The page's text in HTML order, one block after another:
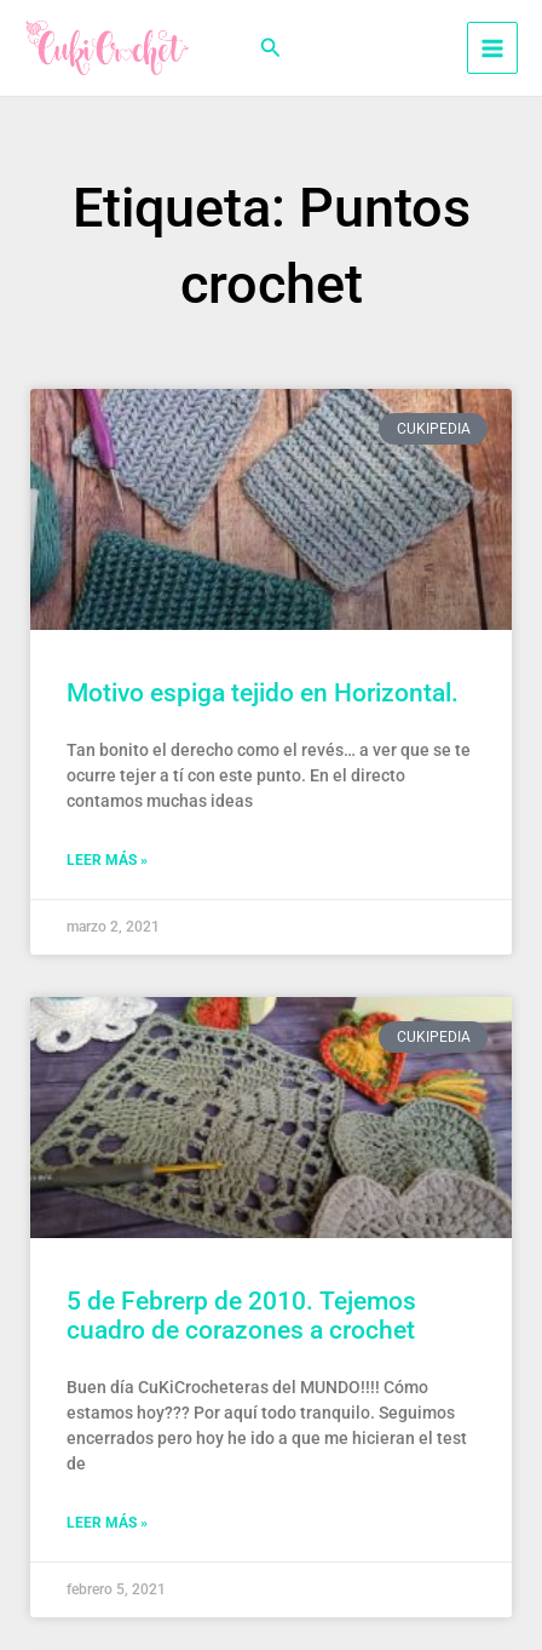
contenido
Buscar
Etiqueta: Puntos
crochet
CUKIPEDIA
Motivo espiga tejido en Horizontal.
Tan bonito el derecho como el revés… a ver que se te
ocurre tejer a tí con este punto. En el directo
contamos muchas ideas
LEER MÁS »
marzo 2, 2021
CUKIPEDIA
5 de Febrerp de 2010. Tejemos
cuadro de corazones a crochet
Buen día CuKiCrocheteras del MUNDO!!!! Cómo
estamos hoy??? Por aquí todo tranquilo. Seguimos
encerrados pero hoy he ido a que me hicieran el test
de
LEER MÁS »
febrero 5, 2021